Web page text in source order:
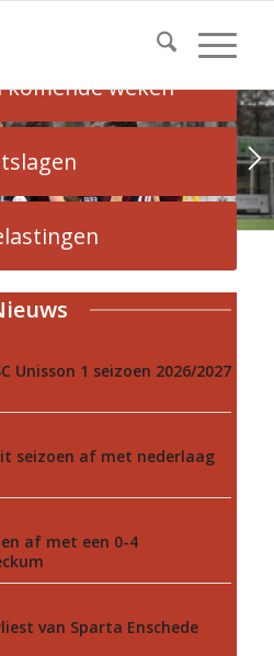
komende weken
Unisson 1 seizoen 2026/2027
seizoen af met nederlaag
af met een 0-4
van Sparta Enschede